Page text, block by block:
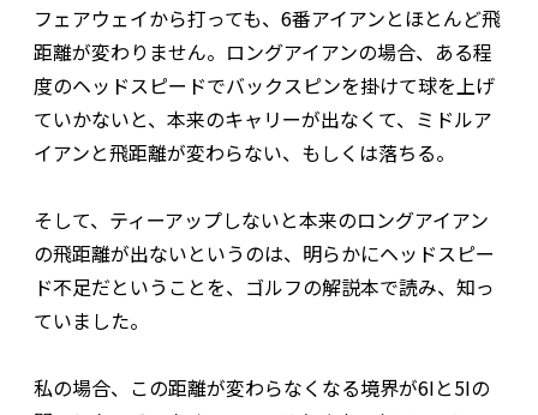
フェアウェイから打っても、6番アイアンとほとんど飛
距離が変わりません。ロングアイアンの場合、ある程
度のヘッドスピードでバックスピンを掛けて球を上げ
ていかないと、本来のキャリーが出なくて、ミドルア
イアンと飛距離が変わらない、もしくは落ちる。
そして、ティーアップしないと本来のロングアイアン
の飛距離が出ないというのは、明らかにヘッドスピー
ド不足だということを、ゴルフの解説本で読み、知っ
ていました。
私の場合、この距離が変わらなくなる境界が6Iと5Iの